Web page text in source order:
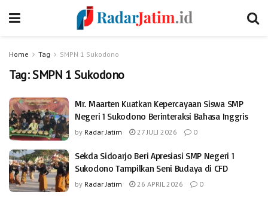
Home Tag SMPN 1 Sukodono
Tag:SMPN 1 Sukodono
Mr. Maarten Kuatkan Kepercayaan Siswa SMP
Negeri 1 Sukodono Berinteraksi Bahasa Inggris
by Radar Jatim 27 JULI 2026 0
Sekda Sidoarjo Beri Apresiasi SMP Negeri 1
Sukodono Tampilkan Seni Budaya di CFD
by Radar Jatim 26 APRIL 2026 0